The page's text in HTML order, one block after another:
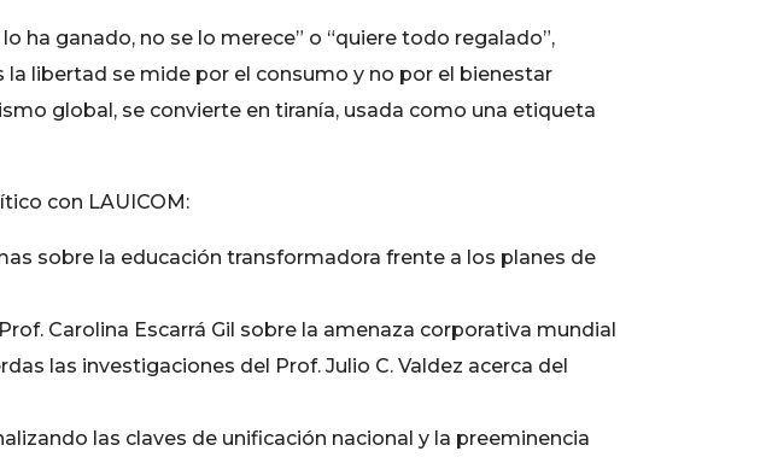
ha ganado, no se lo merece” o “quiere todo regalado”,
libertad se mide por el consumo y no por el bienestar
global, se convierte en tiranía, usada como una etiqueta
con LAUICOM:
sobre la educación transformadora frente a los planes de
Carolina Escarrá Gil sobre la amenaza corporativa mundial
las investigaciones del Prof. Julio C. Valdez acerca del
las claves de unificación nacional y la preeminencia